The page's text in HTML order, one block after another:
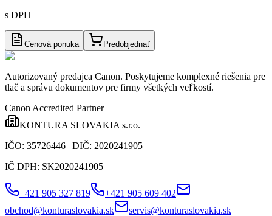
s DPH
Cenová ponuka Predobjednať
Autorizovaný predajca Canon. Poskytujeme komplexné riešenia pre
tlač a správu dokumentov pre firmy všetkých veľkostí.
Canon Accredited Partner
KONTURA SLOVAKIA s.r.o.
IČO: 35726446 | DIČ: 2020241905
IČ DPH: SK2020241905
+421 905 327 819
+421 905 609 402
obchod@konturaslovakia.sk
servis@konturaslovakia.sk